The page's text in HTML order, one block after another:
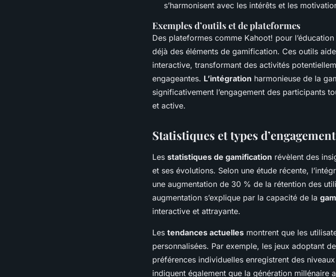
s’harmonisent avec les intérêts et les
Exemples d’outils et de plateformes
Des plateformes comme Kahoot! pour
déjà des éléments de gamification. Ces outils
interactive, transformant des activités
engageantes. L’intégration harmonieuse de la
significativement l’engagement des participants
et active.
Statistiques et types
Les statistiques de gamification révèlent des
et ses évolutions. Selon une étude récente,
une augmentation de 30 % de la rétention des
augmentation s’explique par la capacité de la
interactive et attrayante.
Les tendances actuelles montrent que les
personnalisées. Par exemple, les jeux adoptant
préférences individuelles enregistrent des
indiquent également que la génération millénaire